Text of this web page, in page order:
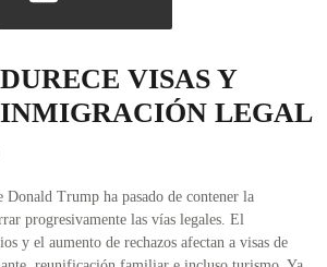
VISAS Y
LEGAL
Trump ha pasado de contener la
progresivamente las vías legales. El
y el aumento de rechazos afectan a visas de